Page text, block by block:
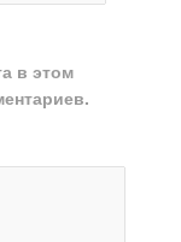
в этом